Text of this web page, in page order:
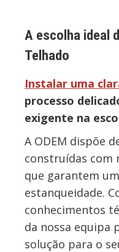
A escolha ideal
Telhado
Instalar uma
processo
exigente na
A ODEM dispõe
construídas com
que garantem
estanqueidade.
conhecimentos
da nossa equipa
solução para o